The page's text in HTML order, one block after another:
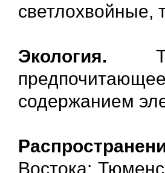
светлохвойные,
Экология.
содержанием
Востока: